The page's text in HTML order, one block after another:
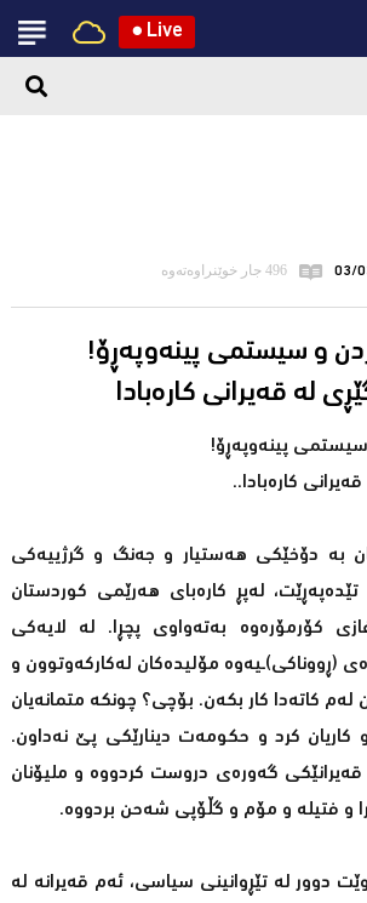
● Live
03/ 496 جار خوێنراوەتەوە
و سیستمی پینەوپەڕۆ!
پینەوپەڕۆ!
کارەبادا..
بە دۆخێکی هەستیار و جەنگ و گرژییەکی
تێدەپەڕێت، لەپڕ کارەبای هەرێمی کوردستان
کۆرمۆرەوە بەتەواوی پچڕا. لە لایەکی
(ڕووناکی)ـیەوە مۆلیدەکان لەکارکەوتوون و
لەم کاتەدا کار بکەن. بۆچی؟ چونکە متمانەیان
کاریان کرد و حکومەت دینارێکی پێ نەداون.
قەیرانێکی گەورەی دروست کردووە و ملیۆنان
و فتیلە و مۆم و گڵۆپی شەحن بردووە.
دوور لە تێڕوانینی سیاسی، ئەم قەیرانە لە